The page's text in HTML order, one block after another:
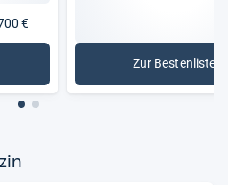
€
Zur Bestenliste
: